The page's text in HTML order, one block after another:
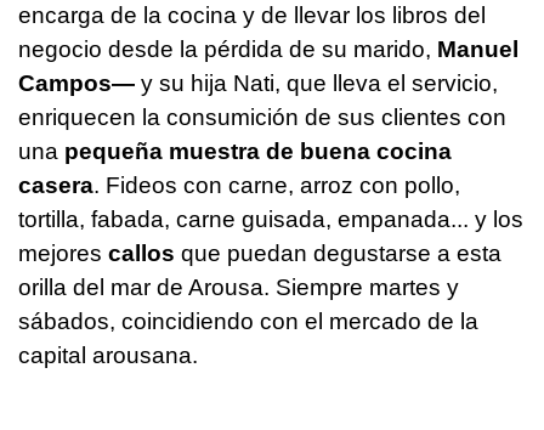
encarga de la cocina y de llevar los libros del
negocio desde la pérdida de su marido, Manuel
Campos— y su hija Nati, que lleva el servicio,
enriquecen la consumición de sus clientes con
una pequeña muestra de buena cocina
casera. Fideos con carne, arroz con pollo,
tortilla, fabada, carne guisada, empanada... y los
mejores callos que puedan degustarse a esta
orilla del mar de Arousa. Siempre martes y
sábados, coincidiendo con el mercado de la
capital arousana.